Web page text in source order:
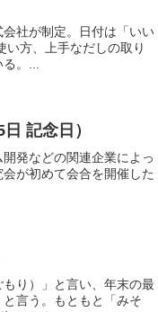
社が制定。日付は「いい
い方、上手なだしの取り
。...
記念日）
発などの関連企業によっ
が初めて会合を開催した
り）」と言い、年末の最
言う。もともと「みそ